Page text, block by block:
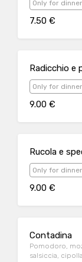
Only for dinner
7.50 €
Radicchio e
Only for dinner
9.00 €
Rucola e
Only for dinner
9.00 €
Contadina
Pomodoro,
salsiccia,